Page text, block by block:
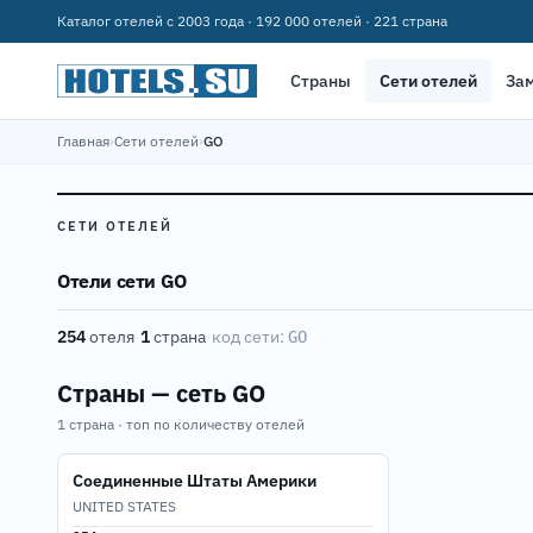
Каталог отелей с 2003 года · 192 000 отелей · 221 страна
Страны Сети отелей
Главная›Сети отелей›GO
СЕТИ ОТЕЛЕЙ
Отели сети GO
254отеля·1страна·код сети: GO
Страны — сеть GO
1 страна · топ по количеству отелей
Соединенные Штаты Америки
UNITED STATES